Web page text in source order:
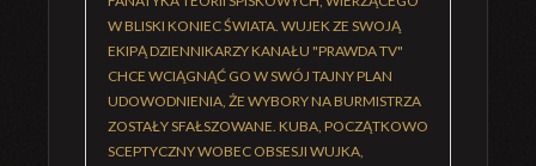
W BLISKI KONIEC ŚWIATA. WUJEK ZE SWOJĄ
EKIPĄ DZIENNIKARZY KANAŁU "PRAWDA TV"
CHCE WCIĄGNĄĆ GO W SWÓJ TAJNY PLAN
UDOWODNIENIA, ŻE WYBORY NA BURMISTRZA
ZOSTAŁY SFAŁSZOWANE. KUBA, POCZĄTKOWO
SCEPTYCZNY WOBEC OBSESJI WUJKA,